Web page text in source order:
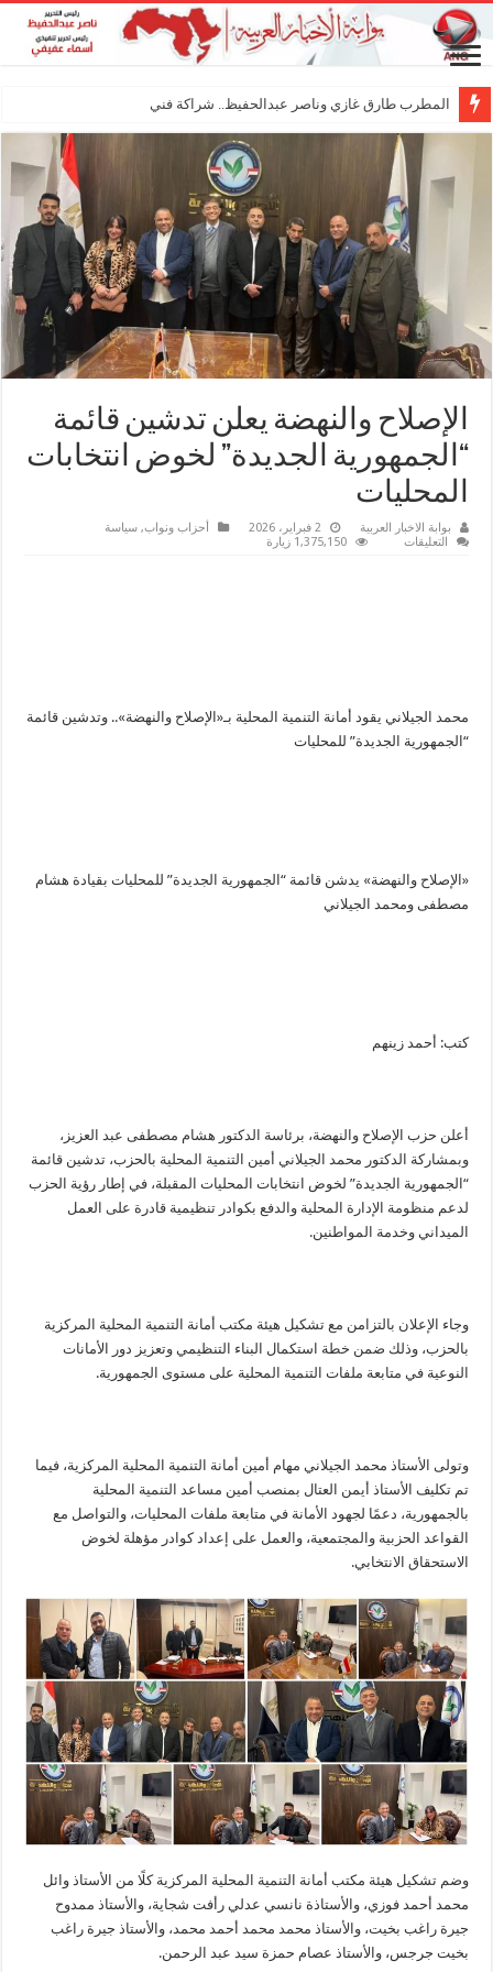
المطرب طارق غازي وناصر عبدالحفيظ.. شراكة فنية ترسم ملامح
الإصلاح والنهضة يعلن تدشين قائمة
“الجمهورية الجديدة” لخوض انتخابات
المحليات
بوابة الاخبار العربية 2 فبراير، 2026 أحزاب ونواب,سياسة
التعليقات
1,375,150 زيارة
محمد الجيلاني يقود أمانة التنمية المحلية بـ«الإصلاح والنهضة».. وتدشين قائمة
“الجمهورية الجديدة” للمحليات
«الإصلاح والنهضة» يدشن قائمة “الجمهورية الجديدة” للمحليات بقيادة هشام
مصطفى ومحمد الجيلاني
كتب: أحمد زينهم
أعلن حزب الإصلاح والنهضة، برئاسة الدكتور هشام مصطفى عبد العزيز،
وبمشاركة الدكتور محمد الجيلاني أمين التنمية المحلية بالحزب، تدشين قائمة
“الجمهورية الجديدة” لخوض انتخابات المحليات المقبلة، في إطار رؤية الحزب
لدعم منظومة الإدارة المحلية والدفع بكوادر تنظيمية قادرة على العمل
الميداني وخدمة المواطنين.
وجاء الإعلان بالتزامن مع تشكيل هيئة مكتب أمانة التنمية المحلية المركزية
بالحزب، وذلك ضمن خطة استكمال البناء التنظيمي وتعزيز دور الأمانات
النوعية في متابعة ملفات التنمية المحلية على مستوى الجمهورية.
وتولى الأستاذ محمد الجيلاني مهام أمين أمانة التنمية المحلية المركزية، فيما
تم تكليف الأستاذ أيمن العتال بمنصب أمين مساعد التنمية المحلية
بالجمهورية، دعمًا لجهود الأمانة في متابعة ملفات المحليات، والتواصل مع
القواعد الحزبية والمجتمعية، والعمل على إعداد كوادر مؤهلة لخوض
الاستحقاق الانتخابي.
وضم تشكيل هيئة مكتب أمانة التنمية المحلية المركزية كلًا من الأستاذ وائل
محمد أحمد فوزي، والأستاذة نانسي عدلي رأفت شجاية، والأستاذ ممدوح
جيرة راغب بخيت، والأستاذ محمد محمد أحمد محمد، والأستاذ جيرة راغب
بخيت جرجس، والأستاذ عصام حمزة سيد عبد الرحمن.